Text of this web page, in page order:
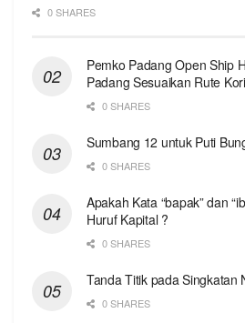
0 SHARES
Pemko Padang Open Ship
Padang Sesuaikan Rute
0 SHARES
Sumbang 12 untuk Puti
0 SHARES
Apakah Kata “bapak” dan
Huruf Kapital ?
0 SHARES
Tanda Titik pada Singkatan
0 SHARES